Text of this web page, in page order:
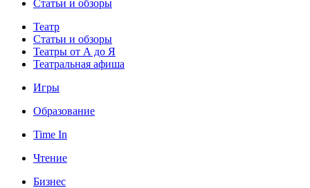
Статьи и обзоры
Театр
Статьи и обзоры
Театры от А до Я
Театральная афиша
Игры
Образование
Time In
Чтение
Бизнес